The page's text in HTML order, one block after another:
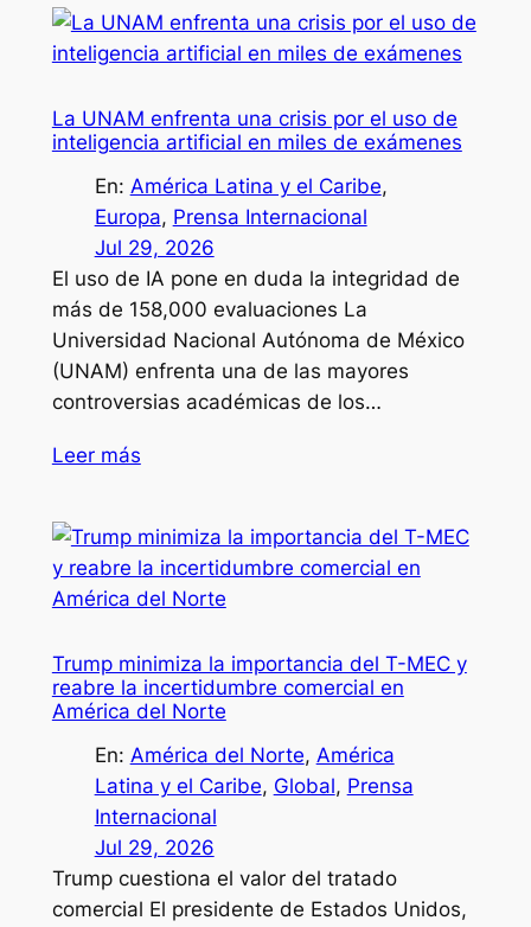
La UNAM enfrenta una crisis por el uso de
inteligencia artificial en miles de exámenes
En: América Latina y el Caribe
Europa, Prensa Internacional
Jul 29, 2026
El uso de IA pone en duda la integridad de
más de 158,000 evaluaciones La
Universidad Nacional Autónoma de México
(UNAM) enfrenta una de las mayores
controversias académicas de los…
Leer más
Trump minimiza la importancia del T-MEC y
reabre la incertidumbre comercial en
América del Norte
En: América del Norte, América
Latina y el Caribe, Global, Prensa
Internacional
Jul 29, 2026
Trump cuestiona el valor del tratado
comercial El presidente de Estados Unidos,